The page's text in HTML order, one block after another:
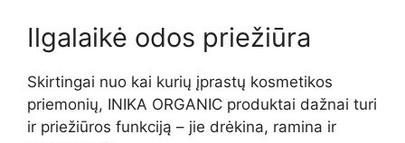
Ilgalaikė odos priežiūra
Skirtingai nuo kai kurių įprastų kosmetikos
priemonių, INIKA ORGANIC produktai dažnai turi
ir priežiūros funkciją – jie drėkina, ramina ir